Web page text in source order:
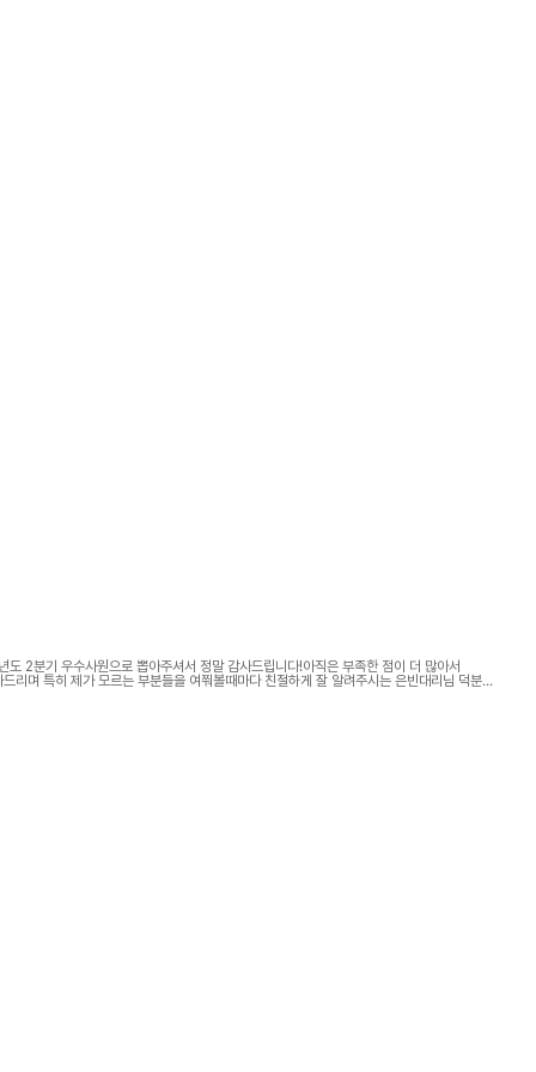
2분기 우수사원으로 뽑아주셔서 정말 감사드립니다!아직은 부족한 점이 더 많아서
리며 특히 제가 모르는 부분들을 여쭤볼때마다 친절하게 잘 알려주시는 은빈대리님 덕분에
니다!